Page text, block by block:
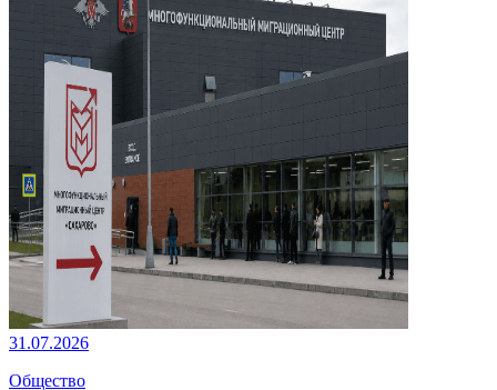
31.07.2026
Общество